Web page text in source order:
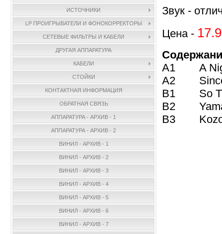
ИСТОЧНИКИ
LP ПРОИГРЫВАТЕЛИ И ФОНОКОРРЕКТОРЫ
СЕТЕВЫЕ ФИЛЬТРЫ И КАБЕЛИ
ДРУГАЯ АППАРАТУРА
КАБЕЛИ
СТОЙКИ
КОНТАКТНАЯ ИНФОРМАЦИЯ
ОБРАТНАЯ СВЯЗЬ
АППАРАТУРА - АРХИВ - 1
АППАРАТУРА - АРХИВ - 2
ВИНИЛ - АРХИВ - 1
ВИНИЛ - АРХИВ - 2
ВИНИЛ - АРХИВ - 3
ВИНИЛ - АРХИВ - 4
ВИНИЛ - АРХИВ - 5
ВИНИЛ - АРХИВ - 6
ВИНИЛ - АРХИВ - 7
Звук -
Цена -
A1 A
A2
B1 So
B2
B3